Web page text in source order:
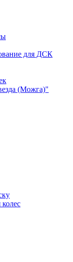
для ДСК
(Можга)"